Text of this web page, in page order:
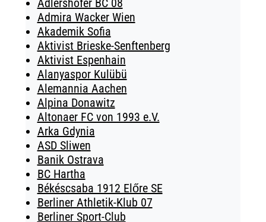
Adlershofer BC 08
Admira Wacker Wien
Akademik Sofia
Aktivist Brieske-Senftenberg
Aktivist Espenhain
Alanyaspor Kulübü
Alemannia Aachen
Alpina Donawitz
Altonaer FC von 1993 e.V.
Arka Gdynia
ASD Sliwen
Banik Ostrava
BC Hartha
Békéscsaba 1912 Előre SE
Berliner Athletik-Klub 07
Berliner Sport-Club